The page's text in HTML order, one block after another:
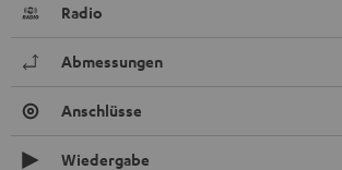
Radio
Abmessungen
Anschlüsse
Wiedergabe